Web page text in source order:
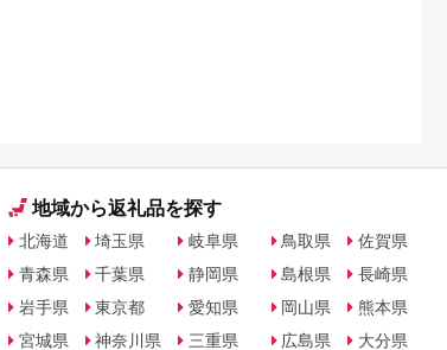
地域から返礼品を探す
北海道
青森県
岩手県
宮城県
埼玉県
千葉県
東京都
神奈川県
岐阜県
静岡県
愛知県
三重県
鳥取県
島根県
岡山県
広島県
佐賀県
長崎県
熊本県
大分県